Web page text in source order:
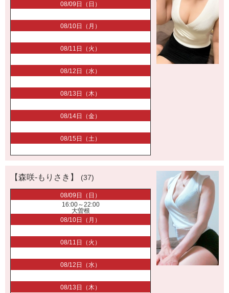
08/09日（日）
08/10日（月）
08/11日（火）
08/12日（水）
08/13日（木）
08/14日（金）
08/15日（土）
【森咲-もりさき】 (37)
08/09日（日）
16:00～22:00
大曽根
08/10日（月）
08/11日（火）
08/12日（水）
08/13日（木）